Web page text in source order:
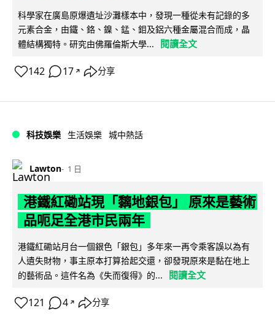
科學家在廣島原爆遺址沙灘樣本中，發現一種從未有記錄的多
元素合金，由鐵、鉻、鎳、錳、鉬及鋁六種金屬混合而成，晶
體結構獨特。研究由佛羅倫斯大學...
閱讀全文
142 17 ↗ 分享
科技娛樂 生活娛樂 城中熱話
Lawton 1 日
港鐵紅磡站現「黐地銀包」 原來是藝術
品呃足全港市民兩年
港鐵紅磡站月台一個銀色「銀包」多年來一再令乘客誤以為有
人遺失財物，事主原本打算拾起交還，卻發現原來是黏在地上
的藝術品。這件名為《失而復得》的...
閱讀全文
121 4 ↗ 分享